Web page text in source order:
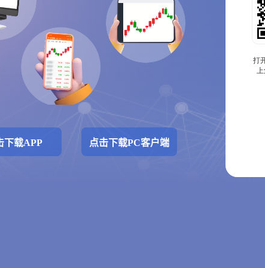
下载APP 点击下载PC客户端